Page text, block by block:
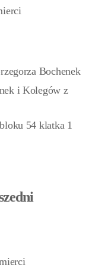
Bochenek
i Kolegów z
54 klatka 1